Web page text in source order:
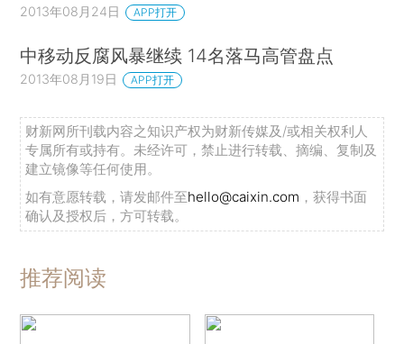
2013年08月24日 APP打开
中移动反腐风暴继续 14名落马高管盘点
2013年08月19日 APP打开
财新网所刊载内容之知识产权为财新传媒及/或相关权利人
专属所有或持有。未经许可，禁止进行转载、摘编、复制及
建立镜像等任何使用。
如有意愿转载，请发邮件至hello@caixin.com ，获得书面
确认及授权后，方可转载。
推荐阅读